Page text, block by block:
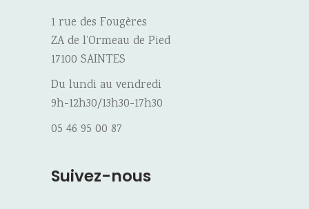
1 rue des Fougères
ZA de l’Ormeau de Pied
17100 SAINTES
Du lundi au vendredi
9h-12h30/13h30-17h30
05 46 95 00 87
Suivez-nous